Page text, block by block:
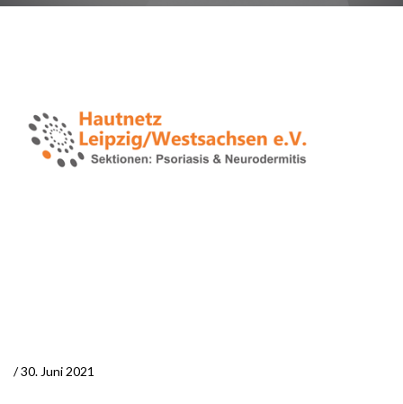
/ 30. Juni 2021